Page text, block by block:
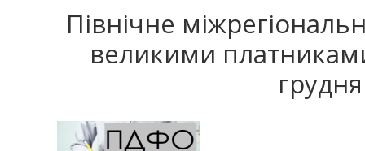
Північне
великими